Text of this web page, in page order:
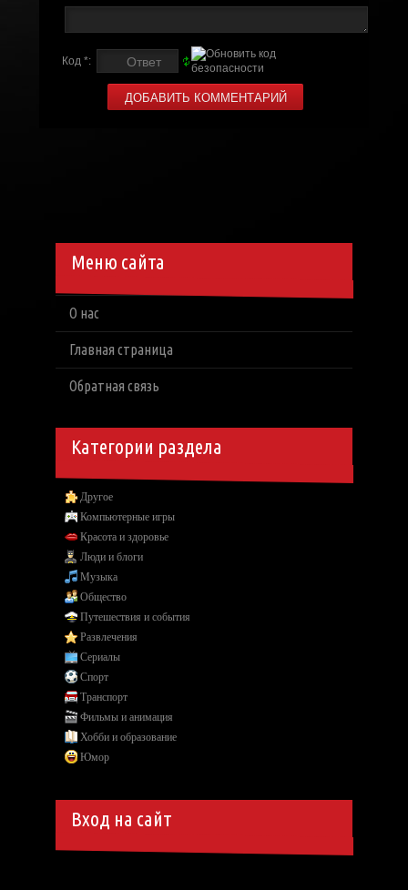
Код *:
Меню сайта
О нас
Главная страница
Обратная связь
Категории раздела
Другое
Компьютерные игры
Красота и здоровье
Люди и блоги
Музыка
Общество
Путешествия и события
Развлечения
Сериалы
Спорт
Транспорт
Фильмы и анимация
Хобби и образование
Юмор
Вход на сайт